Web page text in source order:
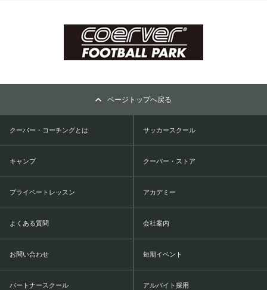
ページトップへ戻る
クーバー・コーチングとは サッカースクール
キャンプ クーバー・ストア
プライベートレッスン アカデミー
よくある質問 会社案内
お問い合わせ 短期イベント
パートナースクール アルバイト採用